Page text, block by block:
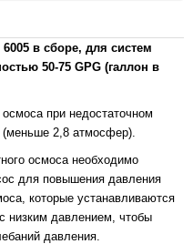
6005 в сборе, для систем
50-75 GPG (галлон в
при недостаточном
(меньше 2,8 атмосфер).
осмоса необходимо
для повышения давления
которые устанавливаются
низким давлением, чтобы
давления.